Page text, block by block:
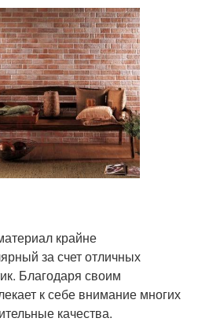
крайне
за счет отличных
Благодаря своим
к себе внимание многих
качества.